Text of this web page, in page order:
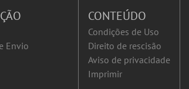
Envio
CONTEÚDO
Condições de Uso
Direito de rescisão
Aviso de privacidade
Imprimir